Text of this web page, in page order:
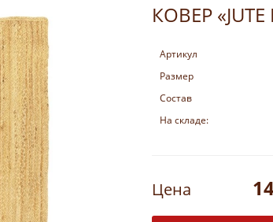
КОВЕР
Артикул
Размер
Состав
На складе:
Цена